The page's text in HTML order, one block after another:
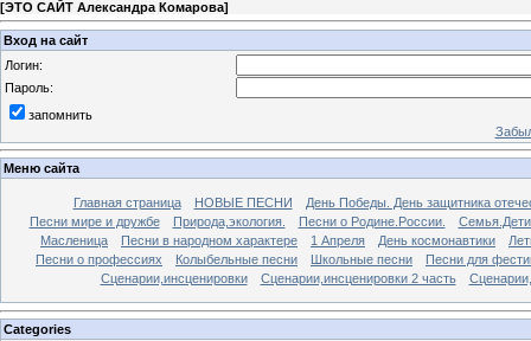
[ЭТО САЙТ Александра Комарова]
Вход на сайт
Логин:
Пароль:
запомнить
Меню сайта
Главная страница НОВЫЕ ПЕСНИ
День Победы. День защитника
Песни мире и дружбе
Природа,экология. Песни о Родине.России.
Масленица
Песни в народном характере 1 Апреля День космонавтики
Песни о профессиях
Колыбельные песни Школьные песни
Песни для
Сценарии,инсценировки
Сценарии,инсценировки 2 часть
Categories